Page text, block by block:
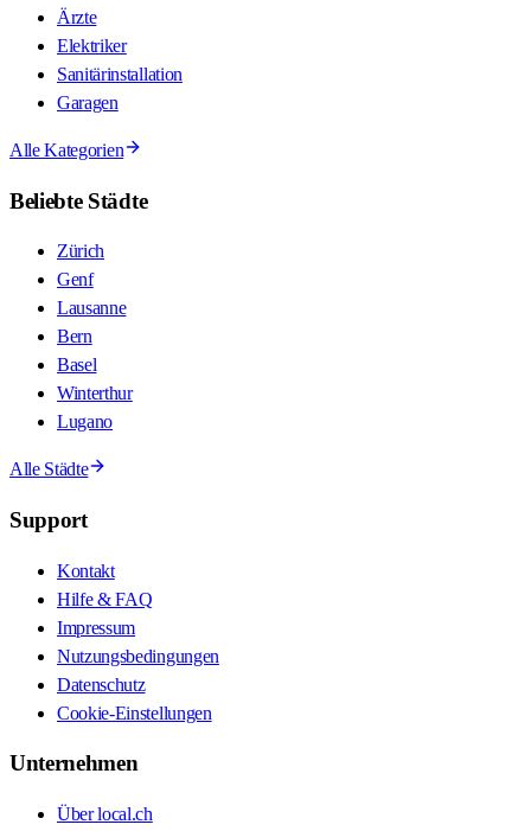
Ärzte
Elektriker
Sanitärinstallation
Garagen
Alle Kategorien
Beliebte Städte
Zürich
Genf
Lausanne
Bern
Basel
Winterthur
Lugano
Alle Städte
Support
Kontakt
Hilfe & FAQ
Impressum
Nutzungsbedingungen
Datenschutz
Cookie-Einstellungen
Unternehmen
Über local.ch